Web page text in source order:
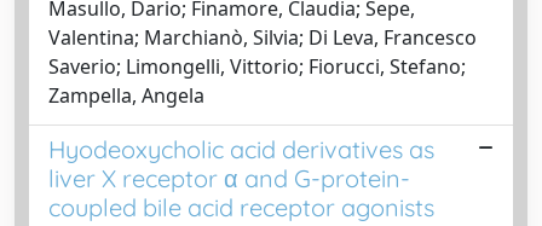
Masullo, Dario; Finamore, Claudia; Sepe,
Valentina; Marchianò, Silvia; Di Leva, Francesco
Saverio; Limongelli, Vittorio; Fiorucci, Stefano;
Zampella, Angela
Hyodeoxycholic acid derivatives as
liver X receptor α and G-protein-
coupled bile acid receptor agonists